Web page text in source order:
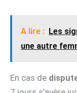
A lire : Les
une autre
En cas de